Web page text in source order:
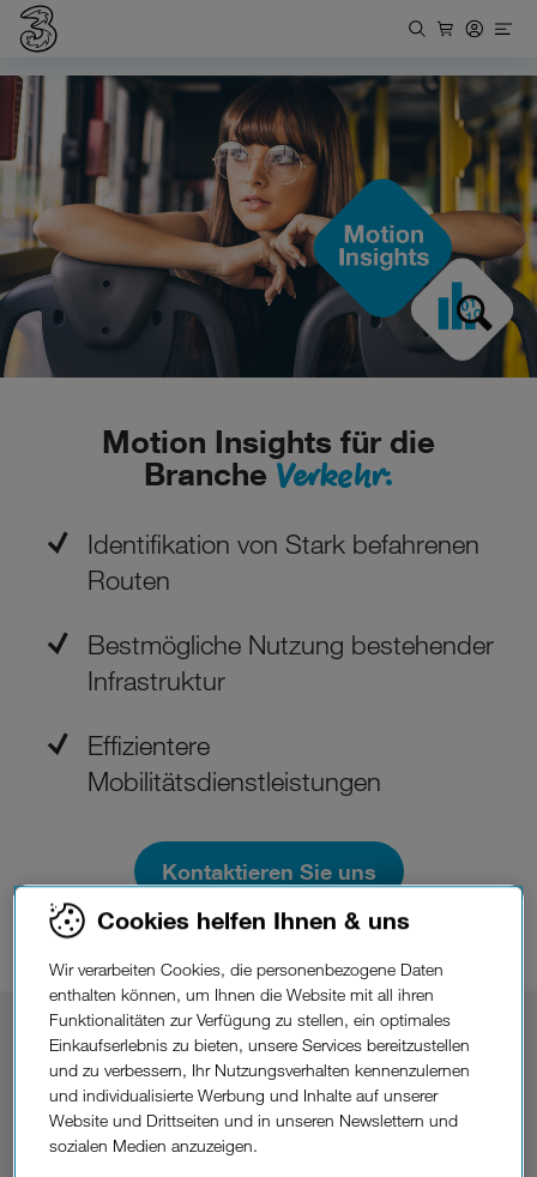
Motion Insights für die
Branche Verkehr.
Identifikation von Stark befahrenen
Routen
Bestmögliche Nutzung bestehender
Infrastruktur
Effizientere
Mobilitätsdienstleistungen
Kontaktieren Sie uns
Datenbasierte
Verkehrsplanung.
DankMotion Insightstreffen Sie datengesteuerte und
Cookies helfen Ihnen & uns
Wir verarbeiten Cookies, die personenbezogene Daten
enthalten können, um Ihnen die Website mit all ihren
Funktionalitäten zur Verfügung zu stellen, ein optimales
Einkaufserlebnis zu bieten, unsere Services bereitzustellen
und zu verbessern, Ihr Nutzungsverhalten kennenzulernen
und individualisierte Werbung und Inhalte auf unserer
Website und Drittseiten und in unseren Newslettern und
sozialen Medien anzuzeigen.